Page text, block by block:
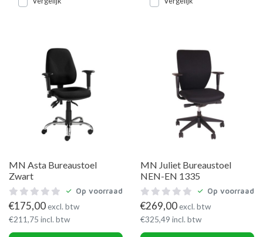
MN Asta Bureaustoel
Zwart
Op voorraad
€175,00excl. btw
€211,75 incl. btw
MN Juliet Bureaustoel
NEN-EN 1335
Op voorraad
€269,00excl. btw
€325,49 incl. btw